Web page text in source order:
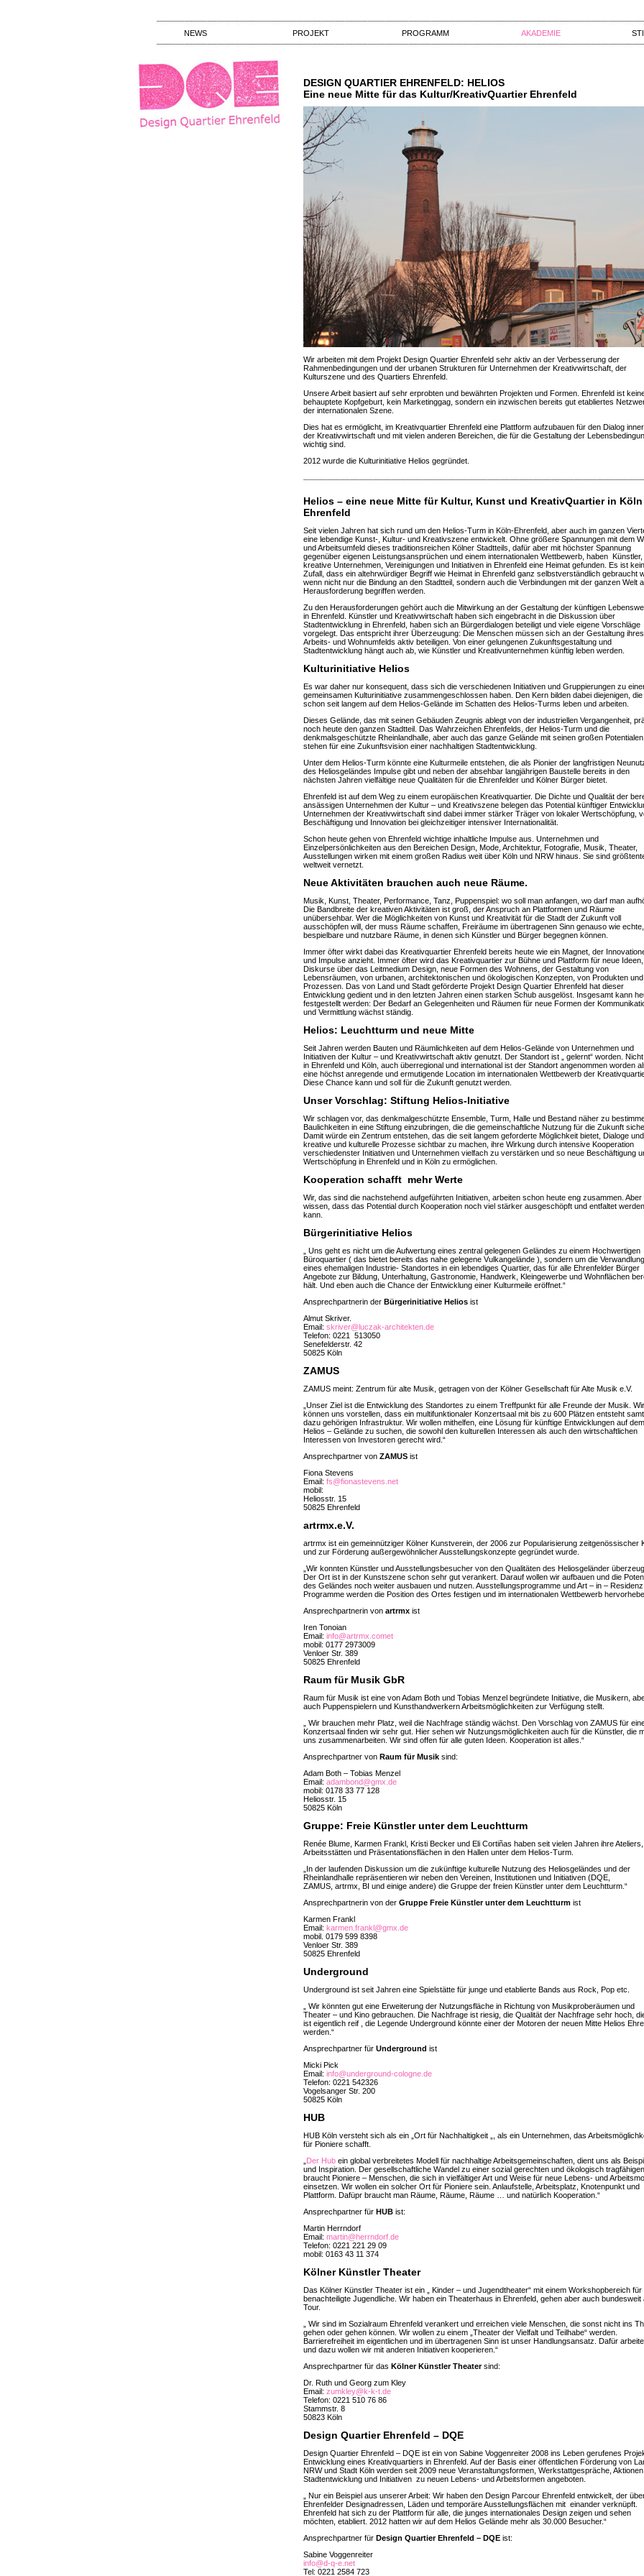
NEWS PROJEKT PROGRAMM AKADEMIE
DESIGN QUARTIER EHRENFELD: HELIOS
Eine neue Mitte für das Kultur/KreativQuartier Ehrenfeld
Wir arbeiten mit dem Projekt Design Quartier Ehrenfeld sehr aktiv an der Verbesserung der
Rahmenbedingungen und der urbanen Strukturen für Unternehmen der Kreativwirtschaft, der
Kulturszene und des Quartiers Ehrenfeld.
Unsere Arbeit basiert auf sehr erprobten und bewährten Projekten und Formen. Ehrenfeld ist
behauptete Kopfgeburt, kein Marketinggag, sondern ein inzwischen bereits gut etabliertes
der internationalen Szene.
Dies hat es ermöglicht, im Kreativquartier Ehrenfeld eine Plattform aufzubauen für den Dialog
der Kreativwirtschaft und mit vielen anderen Bereichen, die für die Gestaltung der
wichtig sind.
2012 wurde die Kulturinitiative Helios gegründet.
Helios – eine neue Mitte für Kultur, Kunst und KreativQuartier in Köln
Ehrenfeld
Seit vielen Jahren hat sich rund um den Helios-Turm in Köln-Ehrenfeld, aber auch im ganzen
eine lebendige Kunst-, Kultur- und Kreativszene entwickelt. Ohne größere Spannungen mit dem
und Arbeitsumfeld dieses traditionsreichen Kölner Stadtteils, dafür aber mit höchster Spannung
gegenüber eigenen Leistungsansprüchen und einem internationalen Wettbewerb, haben Künstler,
kreative Unternehmen, Vereinigungen und Initiativen in Ehrenfeld eine Heimat gefunden. Es ist kein
Zufall, dass ein altehrwürdiger Begriff wie Heimat in Ehrenfeld ganz selbstverständlich gebraucht
wenn nicht nur die Bindung an den Stadtteil, sondern auch die Verbindungen mit der ganzen Welt
Herausforderung begriffen werden.
Zu den Herausforderungen gehört auch die Mitwirkung an der Gestaltung der künftigen
in Ehrenfeld. Künstler und Kreativwirtschaft haben sich eingebracht in die Diskussion über
Stadtentwicklung in Ehrenfeld, haben sich an Bürgerdialogen beteiligt und viele eigene Vorschläge
vorgelegt. Das entspricht ihrer Überzeugung: Die Menschen müssen sich an der Gestaltung ihres
Arbeits- und Wohnumfelds aktiv beteiligen. Von einer gelungenen Zukunftsgestaltung und
Stadtentwicklung hängt auch ab, wie Künstler und Kreativunternehmen künftig leben werden.
Kulturinitiative Helios
Es war daher nur konsequent, dass sich die verschiedenen Initiativen und Gruppierungen zu
gemeinsamen Kulturinitiative zusammengeschlossen haben. Den Kern bilden dabei diejenigen, die
schon seit langem auf dem Helios-Gelände im Schatten des Helios-Turms leben und arbeiten.
Dieses Gelände, das mit seinen Gebäuden Zeugnis ablegt von der industriellen Vergangenheit,
noch heute den ganzen Stadtteil. Das Wahrzeichen Ehrenfelds, der Helios-Turm und die
denkmalsgeschützte Rheinlandhalle, aber auch das ganze Gelände mit seinen großen Potentialen
stehen für eine Zukunftsvision einer nachhaltigen Stadtentwicklung.
Unter dem Helios-Turm könnte eine Kulturmeile entstehen, die als Pionier der langfristigen
des Heliosgeländes Impulse gibt und neben der absehbar langjährigen Baustelle bereits in den
nächsten Jahren vielfältige neue Qualitäten für die Ehrenfelder und Kölner Bürger bietet.
Ehrenfeld ist auf dem Weg zu einem europäischen Kreativquartier. Die Dichte und Qualität der
ansässigen Unternehmen der Kultur – und Kreativszene belegen das Potential künftiger
Unternehmen der Kreativwirtschaft sind dabei immer stärker Träger von lokaler Wertschöpfung,
Beschäftigung und Innovation bei gleichzeitiger intensiver Internationalität.
Schon heute gehen von Ehrenfeld wichtige inhaltliche Impulse aus. Unternehmen und
Einzelpersönlichkeiten aus den Bereichen Design, Mode, Architektur, Fotografie, Musik, Theater,
Ausstellungen wirken mit einem großen Radius weit über Köln und NRW hinaus. Sie sind
weltweit vernetzt.
Neue Aktivitäten brauchen auch neue Räume.
Musik, Kunst, Theater, Performance, Tanz, Puppenspiel: wo soll man anfangen, wo darf man
Die Bandbreite der kreativen Aktivitäten ist groß, der Anspruch an Plattformen und Räume
unübersehbar. Wer die Möglichkeiten von Kunst und Kreativität für die Stadt der Zukunft voll
ausschöpfen will, der muss Räume schaffen, Freiräume im übertragenen Sinn genauso wie echte,
bespielbare und nutzbare Räume, in denen sich Künstler und Bürger begegnen können.
Immer öfter wirkt dabei das Kreativquartier Ehrenfeld bereits heute wie ein Magnet, der
und Impulse anzieht. Immer öfter wird das Kreativquartier zur Bühne und Plattform für neue Ideen,
Diskurse über das Leitmedium Design, neue Formen des Wohnens, der Gestaltung von
Lebensräumen, von urbanen, architektonischen und ökologischen Konzepten, von Produkten und
Prozessen. Das von Land und Stadt geförderte Projekt Design Quartier Ehrenfeld hat dieser
Entwicklung gedient und in den letzten Jahren einen starken Schub ausgelöst. Insgesamt kann
festgestellt werden: Der Bedarf an Gelegenheiten und Räumen für neue Formen der
und Vermittlung wächst ständig.
Helios: Leuchtturm und neue Mitte
Seit Jahren werden Bauten und Räumlichkeiten auf dem Helios-Gelände von Unternehmen und
Initiativen der Kultur – und Kreativwirtschaft aktiv genutzt. Der Standort ist „ gelernt“ worden.
in Ehrenfeld und Köln, auch überregional und international ist der Standort angenommen worden
eine höchst anregende und ermutigende Location im internationalen Wettbewerb der
Diese Chance kann und soll für die Zukunft genutzt werden.
Unser Vorschlag: Stiftung Helios-Initiative
Wir schlagen vor, das denkmalgeschützte Ensemble, Turm, Halle und Bestand näher zu
Baulichkeiten in eine Stiftung einzubringen, die die gemeinschaftliche Nutzung für die Zukunft
Damit würde ein Zentrum entstehen, das die seit langem geforderte Möglichkeit bietet, Dialoge und
kreative und kulturelle Prozesse sichtbar zu machen, ihre Wirkung durch intensive Kooperation
verschiedenster Initiativen und Unternehmen vielfach zu verstärken und so neue Beschäftigung
Wertschöpfung in Ehrenfeld und in Köln zu ermöglichen.
Kooperation schafft mehr Werte
Wir, das sind die nachstehend aufgeführten Initiativen, arbeiten schon heute eng zusammen. Aber
wissen, dass das Potential durch Kooperation noch viel stärker ausgeschöpft und entfaltet werden
kann.
Bürgerinitiative Helios
„ Uns geht es nicht um die Aufwertung eines zentral gelegenen Geländes zu einem Hochwertigen
Büroquartier ( das bietet bereits das nahe gelegene Vulkangelände ), sondern um die Verwandlung
eines ehemaligen Industrie- Standortes in ein lebendiges Quartier, das für alle Ehrenfelder Bürger
Angebote zur Bildung, Unterhaltung, Gastronomie, Handwerk, Kleingewerbe und Wohnflächen
hält. Und eben auch die Chance der Entwicklung einer Kulturmeile eröffnet.“
Ansprechpartnerin der Bürgerinitiative Helios ist
Almut Skriver.
Email: skriver@luczak-architekten.de
Telefon: 0221 513050
Senefelderstr. 42
50825 Köln
ZAMUS
ZAMUS meint: Zentrum für alte Musik, getragen von der Kölner Gesellschaft für Alte Musik e.V.
„Unser Ziel ist die Entwicklung des Standortes zu einem Treffpunkt für alle Freunde der Musik. Wir
können uns vorstellen, dass ein multifunktionaler Konzertsaal mit bis zu 600 Plätzen entsteht
dazu gehörigen Infrastruktur. Wir wollen mithelfen, eine Lösung für künftige Entwicklungen auf dem
Helios – Gelände zu suchen, die sowohl den kulturellen Interessen als auch den wirtschaftlichen
Interessen von Investoren gerecht wird.“
Ansprechpartner von ZAMUS ist
Fiona Stevens
Email: fs@fionastevens.net
mobil:
Heliosstr. 15
50825 Ehrenfeld
artrmx.e.V.
artrmx ist ein gemeinnütziger Kölner Kunstverein, der 2006 zur Popularisierung zeitgenössischer
und zur Förderung außergewöhnlicher Ausstellungskonzepte gegründet wurde.
„Wir konnten Künstler und Ausstellungsbesucher von den Qualitäten des Heliosgeländer
Der Ort ist in der Kunstszene schon sehr gut verankert. Darauf wollen wir aufbauen und die
des Geländes noch weiter ausbauen und nutzen. Ausstellungsprogramme und Art – in –
Programme werden die Position des Ortes festigen und im internationalen Wettbewerb
Ansprechpartnerin von artrmx ist
Iren Tonoian
Email: info@artrmx.comet
mobil: 0177 2973009
Venloer Str. 389
50825 Ehrenfeld
Raum für Musik GbR
Raum für Musik ist eine von Adam Both und Tobias Menzel begründete Initiative, die Musikern,
auch Puppenspielern und Kunsthandwerkern Arbeitsmöglichkeiten zur Verfügung stellt.
„ Wir brauchen mehr Platz, weil die Nachfrage ständig wächst. Den Vorschlag von ZAMUS für
Konzertsaal finden wir sehr gut. Hier sehen wir Nutzungsmöglichkeiten auch für die Künstler, die
uns zusammenarbeiten. Wir sind offen für alle guten Ideen. Kooperation ist alles.“
Ansprechpartner von Raum für Musik sind:
Adam Both – Tobias Menzel
Email: adambond@gmx.de
mobil: 0178 33 77 128
Heliosstr. 15
50825 Köln
Gruppe: Freie Künstler unter dem Leuchtturm
Renée Blume, Karmen Frankl, Kristi Becker und Eli Cortiñas haben seit vielen Jahren ihre Ateliers,
Arbeitsstätten und Präsentationsflächen in den Hallen unter dem Helios-Turm.
„In der laufenden Diskussion um die zukünftige kulturelle Nutzung des Heliosgeländes und der
Rheinlandhalle repräsentieren wir neben den Vereinen, Institutionen und Initiativen (DQE,
ZAMUS, artrmx, BI und einige andere) die Gruppe der freien Künstler unter dem Leuchtturm.“
Ansprechpartnerin von der Gruppe Freie Künstler unter dem Leuchtturm ist
Karmen Frankl
Email: karmen.frankl@gmx.de
mobil. 0179 599 8398
Venloer Str. 389
50825 Ehrenfeld
Underground
Underground ist seit Jahren eine Spielstätte für junge und etablierte Bands aus Rock, Pop etc.
„ Wir könnten gut eine Erweiterung der Nutzungsfläche in Richtung von Musikproberäumen und
Theater – und Kino gebrauchen. Die Nachfrage ist riesig, die Qualität der Nachfrage sehr hoch,
ist eigentlich reif , die Legende Underground könnte einer der Motoren der neuen Mitte Helios
werden.“
Ansprechpartner für Underground ist
Micki Pick
Email: info@underground-cologne.de
Telefon: 0221 542326
Vogelsanger Str. 200
50825 Köln
HUB
HUB Köln versteht sich als ein „Ort für Nachhaltigkeit „, als ein Unternehmen, das
für Pioniere schafft.
Der Hub ein global verbreitetes Modell für nachhaltige Arbeitsgemeinschaften, dient uns als
und Inspiration. Der gesellschaftliche Wandel zu einer sozial gerechten und ökologisch
braucht Pioniere – Menschen, die sich in vielfältiger Art und Weise für neue Lebens- und
einsetzen. Wir wollen ein solcher Ort für Pioniere sein. Anlaufstelle, Arbeitsplatz, Knotenpunkt und
Plattform. Dafüpr braucht man Räume, Räume, Räume … und natürlich Kooperation.“
Ansprechpartner für HUB ist:
Martin Herrndorf
Email: martin@herrndorf.de
Telefon: 0221 221 29 09
mobil: 0163 43 11 374
Kölner Künstler Theater
Das Kölner Künstler Theater ist ein „ Kinder – und Jugendtheater“ mit einem Workshopbereich für
benachteiligte Jugendliche. Wir haben ein Theaterhaus in Ehrenfeld, gehen aber auch bundesweit
Tour.
„ Wir sind im Sozialraum Ehrenfeld verankert und erreichen viele Menschen, die sonst nicht ins
gehen oder gehen können. Wir wollen zu einem „Theater der Vielfalt und Teilhabe“ werden.
Barrierefreiheit im eigentlichen und im übertragenen Sinn ist unser Handlungsansatz. Dafür
und dazu wollen wir mit anderen Initiativen kooperieren.“
Ansprechpartner für das Kölner Künstler Theatersind:
Dr. Ruth und Georg zum Kley
Email: zumkley@k-k-t.de
Telefon: 0221 510 76 86
Stammstr. 8
50823 Köln
Design Quartier Ehrenfeld – DQE
Design Quartier Ehrenfeld – DQE ist ein von Sabine Voggenreiter 2008 ins Leben gerufenes
Entwicklung eines Kreativquartiers in Ehrenfeld. Auf der Basis einer öffentlichen Förderung von
NRW und Stadt Köln werden seit 2009 neue Veranstaltungsformen, Werkstattgespräche,
Stadtentwicklung und Initiativen zu neuen Lebens- und Arbeitsformen angeboten.
„ Nur ein Beispiel aus unserer Arbeit: Wir haben den Design Parcour Ehrenfeld entwickelt, der
Ehrenfelder Designadressen, Läden und temporäre Ausstellungsflächen mit einander verknüpft.
Ehrenfeld hat sich zu der Plattform für alle, die junges internationales Design zeigen und sehen
möchten, etabliert. 2012 hatten wir auf dem Helios Gelände mehr als 30.000 Besucher.“
Ansprechpartner für Design Quartier Ehrenfeld – DQE ist:
Sabine Voggenreiter
info@d-q-e.net
Tel: 0221 2584 723